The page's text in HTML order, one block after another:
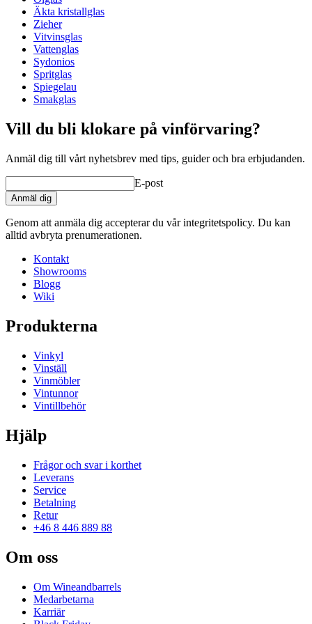
Diameter (cm)8.4
Kapacitet (cl)48.7
wine glasses
Status When Soldout
Äkta kristallglas
Zieher
Vitvinsglas
Vattenglas
Sydonios
Spritglas
Spiegelau
Smakglas
Vill du bli klokare på vinförvaring?
Anmäl dig till vårt nyhetsbrev med tips, guider och bra erbjudanden.
E-post
Anmäl dig
Genom att anmäla dig accepterar du vår integritetspolicy. Du kan
alltid avbryta prenumerationen.
Kontakt
Showrooms
Blogg
Wiki
Produkterna
Vinkyl
Vinställ
Vinmöbler
Vintunnor
Vintillbehör
Hjälp
Frågor och svar i korthet
Leverans
Service
Betalning
Retur
+46 8 446 889 88
Om oss
Om Wineandbarrels
Medarbetarna
Karriär